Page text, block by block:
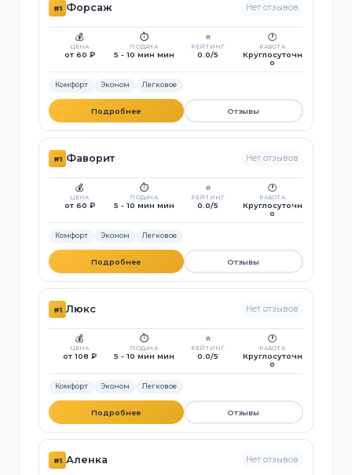
#1 Форсаж Нет отзывов
💰
ЦЕНА
от 60 ₽
⏱️
ПОДАЧА
5 - 10 мин мин
⭐
РЕЙТИНГ
0.0/5
🕐
РАБОТА
Круглосуточн
о
Комфорт Эконом Легковое
Подробнее Отзывы
#1 Фаворит Нет отзывов
💰
ЦЕНА
от 60 ₽
⏱️
ПОДАЧА
5 - 10 мин мин
⭐
РЕЙТИНГ
0.0/5
🕐
РАБОТА
Круглосуточн
о
Комфорт Эконом Легковое
Подробнее Отзывы
#1 Люкс Нет отзывов
💰
ЦЕНА
от 108 ₽
⏱️
ПОДАЧА
5 - 10 мин мин
⭐
РЕЙТИНГ
0.0/5
🕐
РАБОТА
Круглосуточн
о
Комфорт Эконом Легковое
Подробнее Отзывы
#1 Аленка Нет отзывов